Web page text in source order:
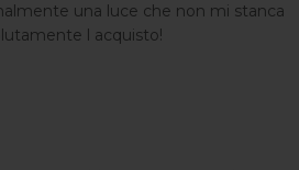
una luce che non mi stanca
l acquisto!